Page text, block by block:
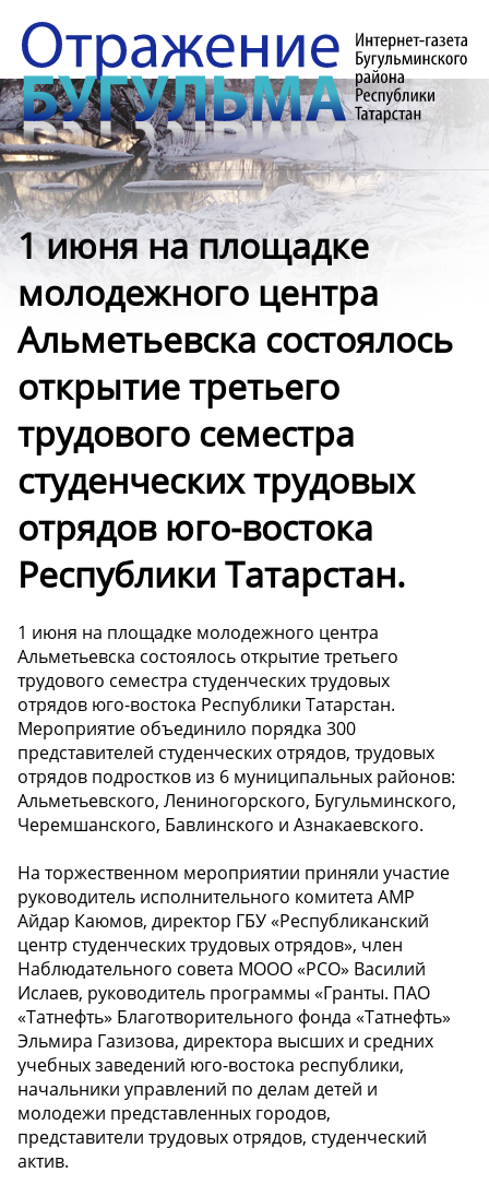
1 июня на площадке
молодежного центра
Альметьевска состоялось
открытие третьего
трудового семестра
студенческих трудовых
отрядов юго-востока
Республики Татарстан.
1 июня на площадке молодежного центра
Альметьевска состоялось открытие третьего
трудового семестра студенческих трудовых
отрядов юго-востока Республики Татарстан.
Мероприятие объединило порядка 300
представителей студенческих отрядов, трудовых
отрядов подростков из 6 муниципальных районов:
Альметьевского, Лениногорского, Бугульминского,
Черемшанского, Бавлинского и Азнакаевского.
На торжественном мероприятии приняли участие
руководитель исполнительного комитета АМР
Айдар Каюмов, директор ГБУ «Республиканский
центр студенческих трудовых отрядов», член
Наблюдательного совета МООО «РСО» Василий
Ислаев, руководитель программы «Гранты. ПАО
«Татнефть» Благотворительного фонда «Татнефть»
Эльмира Газизова, директора высших и средних
учебных заведений юго-востока республики,
начальники управлений по делам детей и
молодежи представленных городов,
представители трудовых отрядов, студенческий
актив.